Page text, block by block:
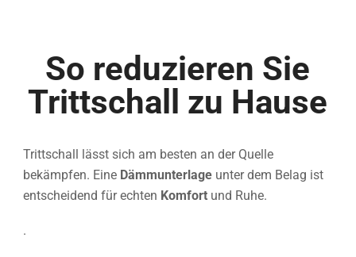
So reduzieren Sie
Trittschall zu Hause
Trittschall lässt sich am besten an der Quelle
bekämpfen. Eine Dämmunterlage unter dem Belag ist
entscheidend für echten Komfort und Ruhe.
.